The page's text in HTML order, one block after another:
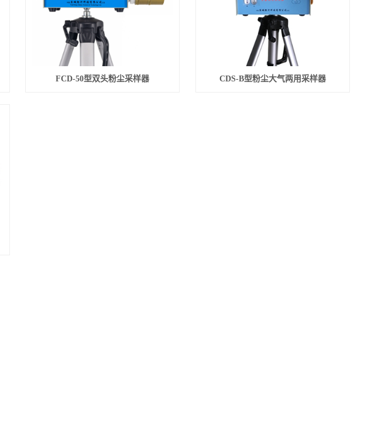
FCD-50型双头粉尘采样器 CDS-B型粉尘大气两用采样器